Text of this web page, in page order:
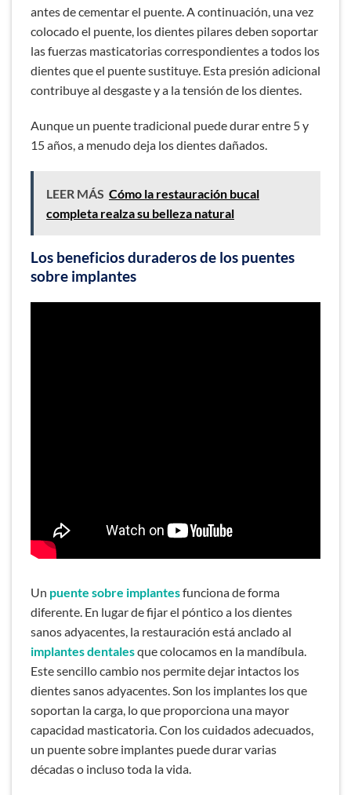
antes de cementar el puente. A continuación, una vez
colocado el puente, los dientes pilares deben soportar
las fuerzas masticatorias correspondientes a todos los
dientes que el puente sustituye. Esta presión adicional
contribuye al desgaste y a la tensión de los dientes.
Aunque un puente tradicional puede durar entre 5 y
15 años, a menudo deja los dientes dañados.
LEER MÁS Cómo la restauración bucal
completa realza su belleza natural
Los beneficios duraderos de los puentes
sobre implantes
completa realza su belleza natural
Un puente sobre implantesfunciona de forma
diferente. En lugar de fijar el póntico a los dientes
sanos adyacentes, la restauración está anclado al
implantes dentalesque colocamos en la mandíbula.
Este sencillo cambio nos permite dejar intactos los
dientes sanos adyacentes. Son los implantes los que
soportan la carga, lo que proporciona una mayor
capacidad masticatoria. Con los cuidados adecuados,
un puente sobre implantes puede durar varias
décadas o incluso toda la vida.